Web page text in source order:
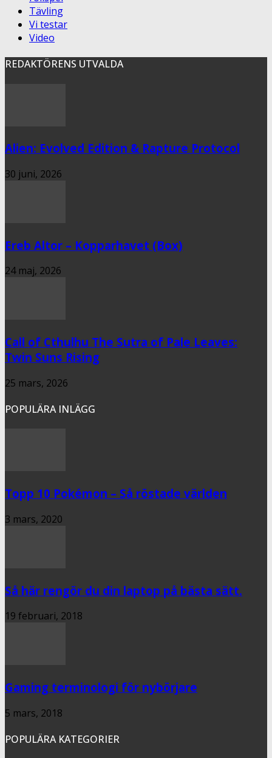
Tävling
Vi testar
Video
REDAKTÖRENS UTVALDA
Alien: Evolved Edition & Rapture Protocol
30 juni, 2026
Ereb Altor – Kopparhavet (Box)
24 maj, 2026
Call of Cthulhu The Sutra of Pale Leaves:
Twin Suns Rising
25 mars, 2026
POPULÄRA INLÄGG
Topp 10 Pokémon – Så röstade världen
3 mars, 2020
Så här rengör du din laptop på bästa sätt.
19 februari, 2018
Gaming terminologi för nybörjare
5 mars, 2018
POPULÄRA KATEGORIER